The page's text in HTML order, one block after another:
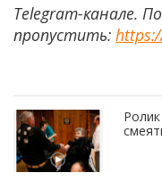
Telegram-канале.
пропустить: